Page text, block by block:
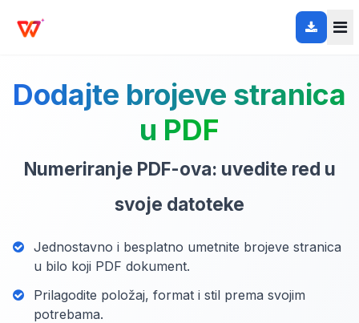
Dodajte brojeve stranica
u PDF
Numeriranje PDF-ova: uvedite red u
svoje datoteke
Jednostavno i besplatno umetnite brojeve stranica
u bilo koji PDF dokument.
Prilagodite položaj, format i stil prema svojim
potrebama.